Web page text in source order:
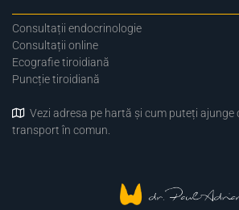
Consultații endocrinologie
Consultații online
Ecografie tiroidiană
Puncție tiroidiană
Vezi adresa pe hartă și cum puteți ajunge
transport în comun.